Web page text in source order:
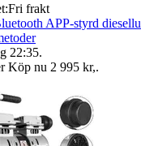
Fri frakt
APP-styrd
22:35.
Köp nu 2 995 kr,.